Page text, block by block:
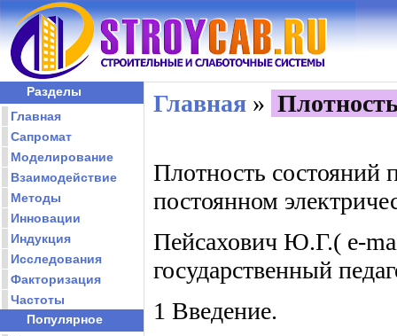
Разделы
Главная
Сапромат
Моделирование
Взаимодействие
Методы
Инновации
Индукция
Исследования
Факторизация
Частоты
Популярное
Главная »
Плотность состояний
постоянном
Пейсахович Ю.Г.( e-
государственный
1 Введение.